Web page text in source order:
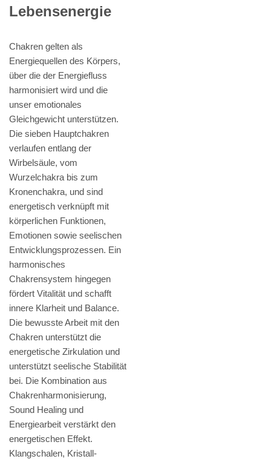
Lebensenergie
Chakren gelten als
Energiequellen des Körpers,
über die der Energiefluss
harmonisiert wird und die
unser emotionales
Gleichgewicht unterstützen.
Die sieben Hauptchakren
verlaufen entlang der
Wirbelsäule, vom
Wurzelchakra bis zum
Kronenchakra, und sind
energetisch verknüpft mit
körperlichen Funktionen,
Emotionen sowie seelischen
Entwicklungsprozessen. Ein
harmonisches
Chakrensystem hingegen
fördert Vitalität und schafft
innere Klarheit und Balance.
Die bewusste Arbeit mit den
Chakren unterstützt die
energetische Zirkulation und
unterstützt seelische Stabilität
bei. Die Kombination aus
Chakrenharmonisierung,
Sound Healing und
Energiearbeit verstärkt den
energetischen Effekt.
Klangschalen, Kristall-